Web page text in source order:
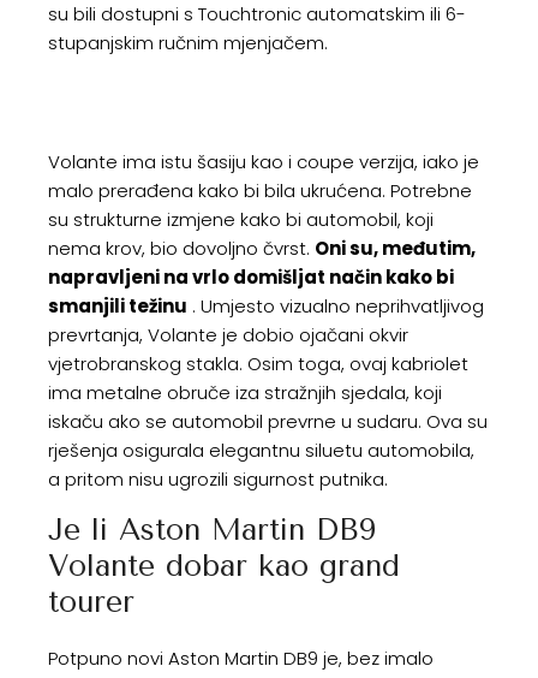
su bili dostupni s Touchtronic automatskim ili 6-
stupanjskim ručnim mjenjačem.
Volante ima istu šasiju kao i coupe verzija, iako je
malo prerađena kako bi bila ukrućena. Potrebne
su strukturne izmjene kako bi automobil, koji
nema krov, bio dovoljno čvrst. Oni su, međutim,
napravljeni na vrlo domišljat način kako bi
smanjili težinu . Umjesto vizualno neprihvatljivog
prevrtanja, Volante je dobio ojačani okvir
vjetrobranskog stakla. Osim toga, ovaj kabriolet
ima metalne obruče iza stražnjih sjedala, koji
iskaču ako se automobil prevrne u sudaru. Ova su
rješenja osigurala elegantnu siluetu automobila,
a pritom nisu ugrozili sigurnost putnika.
Je li Aston Martin DB9
Volante dobar kao grand
tourer
Potpuno novi Aston Martin DB9 je, bez imalo